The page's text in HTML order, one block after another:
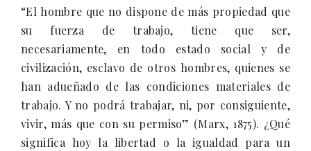
“El hombre que no dispone de más propiedad que
su fuerza de trabajo, tiene que ser,
necesariamente, en todo estado social y de
civilización, esclavo de otros hombres, quienes se
han adueñado de las condiciones materiales de
trabajo. Y no podrá trabajar, ni, por consiguiente,
vivir, más que con su permiso” (Marx, 1875). ¿Qué
significa hoy la libertad o la igualdad para un